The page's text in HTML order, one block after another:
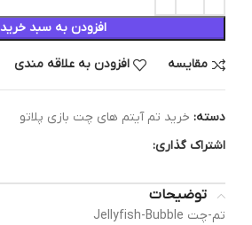
افزودن به سبد خرید
مقایسه افزودن به علاقه مندی
دسته: خرید تم آیتم های چت بازی پلاتو
اشتراک گذاری:
توضیحات
تم-چت Jellyfish-Bubble